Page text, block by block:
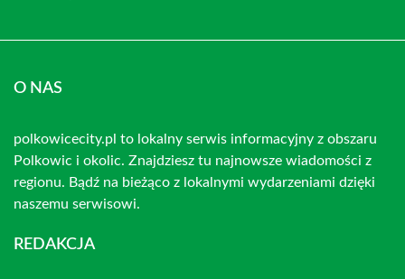
O NAS
polkowicecity.pl to lokalny serwis informacyjny z obszaru
Polkowic i okolic. Znajdziesz tu najnowsze wiadomości z
regionu. Bądź na bieżąco z lokalnymi wydarzeniami dzięki
naszemu serwisowi.
REDAKCJA